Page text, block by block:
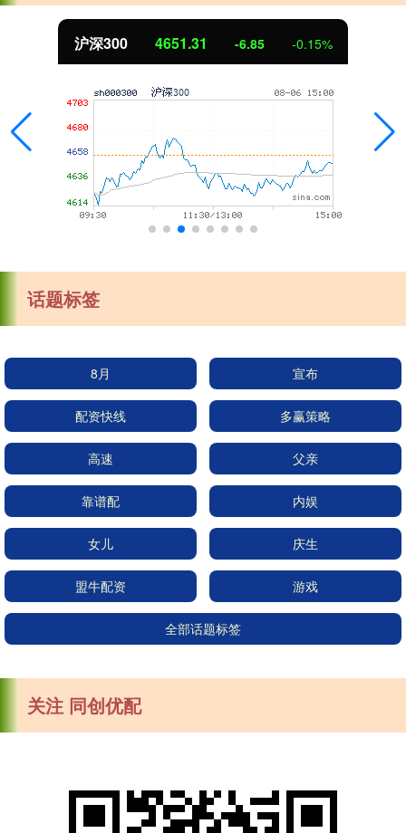
沪深300 4651.31 -6.85 -0.15%
话题标签
8月 宣布
配资快线 多赢策略
高速 父亲
靠谱配 内娱
女儿 庆生
盟牛配资 游戏
全部话题标签
关注 同创优配